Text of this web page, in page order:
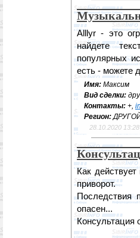
Alllyr - это
найдете
популярных
есть - можете
Имя: Максим
Вид сделки:
Контакты: +,
Регион:
28.10.2020 13:28
Как
приворот.
Последствия
опасен...
Консультация